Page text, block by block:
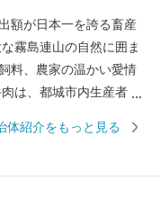
額が日本一を誇る畜産
霧島連山の自然に囲ま
料、農家の温かい愛情
は、都城市内生産者の
「第12回全国和牛能力
体紹介をもっと見る